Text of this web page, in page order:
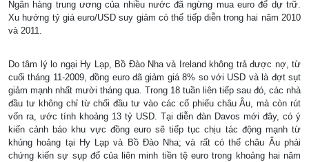
Ngân hàng trung ương của nhiều nước đã ngừng mua euro để dự trữ.
Xu hướng tỷ giá euro/USD suy giảm có thể tiếp diễn trong hai năm 2010
và 2011.
Do tâm lý lo ngại Hy Lạp, Bồ Ðào Nha và Ireland không trả được nợ, từ
cuối tháng 11-2009, đồng euro đã giảm giá 8% so với USD và là đợt sụt
giảm mạnh nhất mười tháng qua. Trong 18 tuần liên tiếp sau đó, các nhà
đầu tư không chỉ từ chối đầu tư vào các cổ phiếu châu Âu, mà còn rút
vốn ra, ước tính khoảng 13 tỷ USD. Tại diễn đàn Davos mới đây, có ý
kiến cảnh báo khu vực đồng euro sẽ tiếp tục chịu tác động mạnh từ
khủng hoảng tại Hy Lạp và Bồ Ðào Nha; và rất có thể châu Âu phải
chứng kiến sự sụp đổ của liên minh tiền tệ euro trong khoảng hai năm